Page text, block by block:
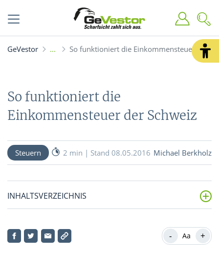
GeVestor So funktioniert die Einkommensteuer der
So funktioniert die
Einkommensteuer der Schweiz
Steuern 2 min | Stand 08.05.2016 Michael Berkholz
INHALTSVERZEICHNIS
Einkommensteuer und Vermögensteuer - Aa +